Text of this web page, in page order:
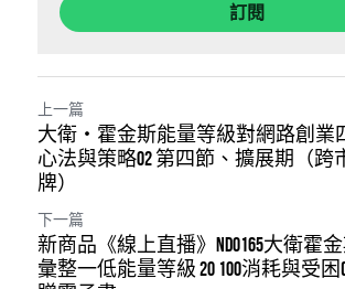
訂閱
上一篇
大衛・霍金斯能量等級對網路創業
心法與策略02 第四節、擴展期（跨
牌）
下一篇
新商品《線上直播》NDO165大衛霍
彙整一低能量等級 20 100消耗與受